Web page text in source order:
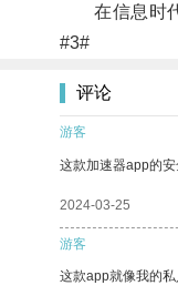
在信息时代
#3#
评论
游客
这款加速器app的安
2024-03-25
游客
这款app就像我的